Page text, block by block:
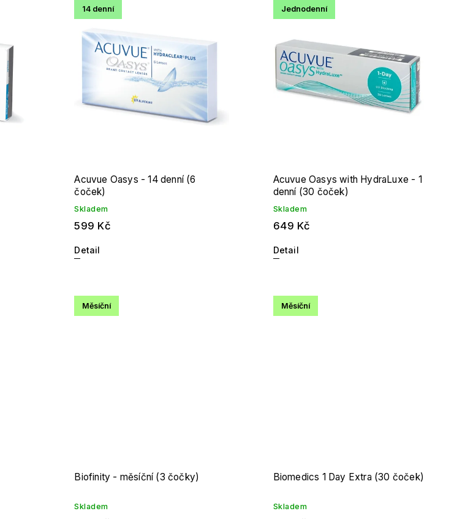
14 denní
Acuvue Oasys - 14 denní (6
čoček)
Skladem
599 Kč
Detail
Jednodenní
Acuvue Oasys with HydraLuxe - 1
denní (30 čoček)
Skladem
649 Kč
Detail
Měsíční
Biofinity - měsíční (3 čočky)
Skladem
Měsíční
Biomedics 1 Day Extra (30 čoček)
Skladem